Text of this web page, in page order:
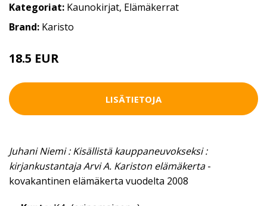
Kategoriat: Kaunokirjat, Elämäkerrat
Brand: Karisto
18.5 EUR
LISÄTIETOJA
Juhani Niemi : Kisällistä kauppaneuvokseksi :
kirjankustantaja Arvi A. Kariston elämäkerta-
kovakantinen elämäkerta vuodelta 2008